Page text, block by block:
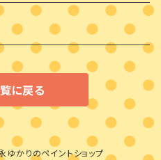
に戻る
ゆかりのペイントショップ